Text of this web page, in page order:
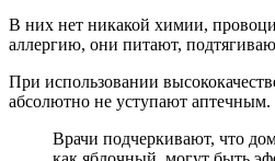
В них нет никакой химии,
аллергию, они питают,
При использовании
абсолютно не уступают аптечным.
Врачи подчеркивают, что